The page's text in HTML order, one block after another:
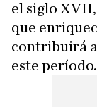
el siglo
que
contribuirá
este período.